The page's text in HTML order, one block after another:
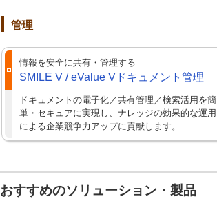
管理
情報を安全に共有・管理する
SMILE V / eValue Vドキュメント管理
ドキュメントの電子化／共有管理／検索活用を簡
単・セキュアに実現し、ナレッジの効果的な運用
による企業競争力アップに貢献します。
おすすめのソリューション・製品